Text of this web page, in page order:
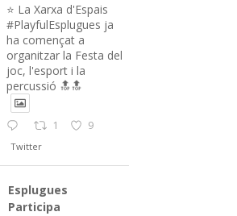
⭐️ La Xarxa d'Espais
#PlayfulEsplugues ja
ha començat a
organitzar la Festa del
joc, l'esport i la
percussió 🔝🔝
1 9
Twitter
Esplugues
Participa